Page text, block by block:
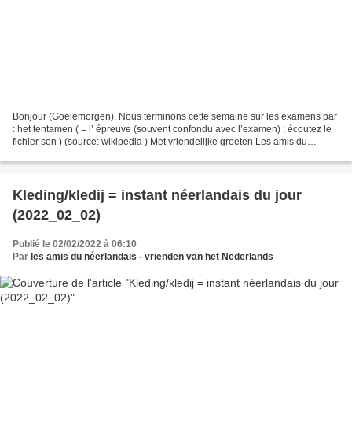
Bonjour (Goeiemorgen), Nous terminons cette semaine sur les examens par
: het tentamen ( = l’ épreuve (souvent confondu avec l’examen) ; écoutez le
fichier son ) (source: wikipedia ) Met vriendelijke groeten Les amis du
Kleding/kledij = instant néerlandais du jour
(2022_02_02)
Publié le 02/02/2022 à 06:10
Par les amis du néerlandais - vrienden van het Nederlands